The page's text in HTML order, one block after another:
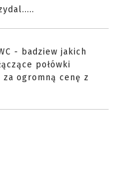
- badziew jakich
połówki
ogromną cenę z